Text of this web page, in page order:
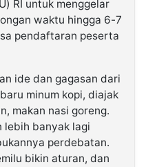
RI untuk menggelar
waktu hingga 6-7
pendaftaran peserta
ide dan gagasan dari
minum kopi, diajak
makan nasi goreng.
lebih banyak lagi
perdebatan.
bikin aturan, dan